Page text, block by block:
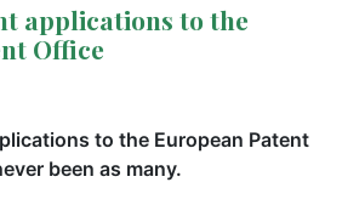
applications to the
Office
to the European Patent
been as many.